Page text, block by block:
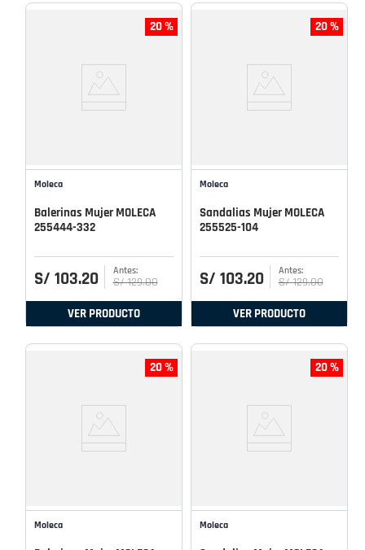
20 %
Moleca
Balerinas Mujer MOLECA
255444-332
S/ 103.20 S/ 129.00
VER PRODUCTO
20 %
Moleca
Sandalias Mujer MOLECA
255525-104
S/ 103.20 S/ 129.00
VER PRODUCTO
20 %
Moleca
20 %
Moleca